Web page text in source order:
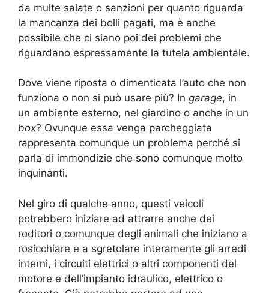
da multe salate o sanzioni per quanto riguarda
la mancanza dei bolli pagati, ma è anche
possibile che ci siano poi dei problemi che
riguardano espressamente la tutela ambientale.
Dove viene riposta o dimenticata l’auto che non
funziona o non si può usare più? In garage, in
un ambiente esterno, nel giardino o anche in un
box? Ovunque essa venga parcheggiata
rappresenta comunque un problema perché si
parla di immondizie che sono comunque molto
inquinanti.
Nel giro di qualche anno, questi veicoli
potrebbero iniziare ad attrarre anche dei
roditori o comunque degli animali che iniziano a
rosicchiare e a sgretolare interamente gli arredi
interni, i circuiti elettrici o altri componenti del
motore e dell’impianto idraulico, elettrico o